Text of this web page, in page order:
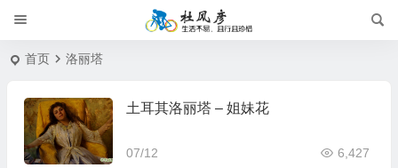
首页 洛丽塔
土耳其洛丽塔 – 姐妹花
07/12 6,427